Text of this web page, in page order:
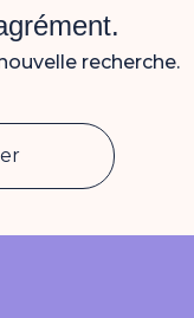
recherche.